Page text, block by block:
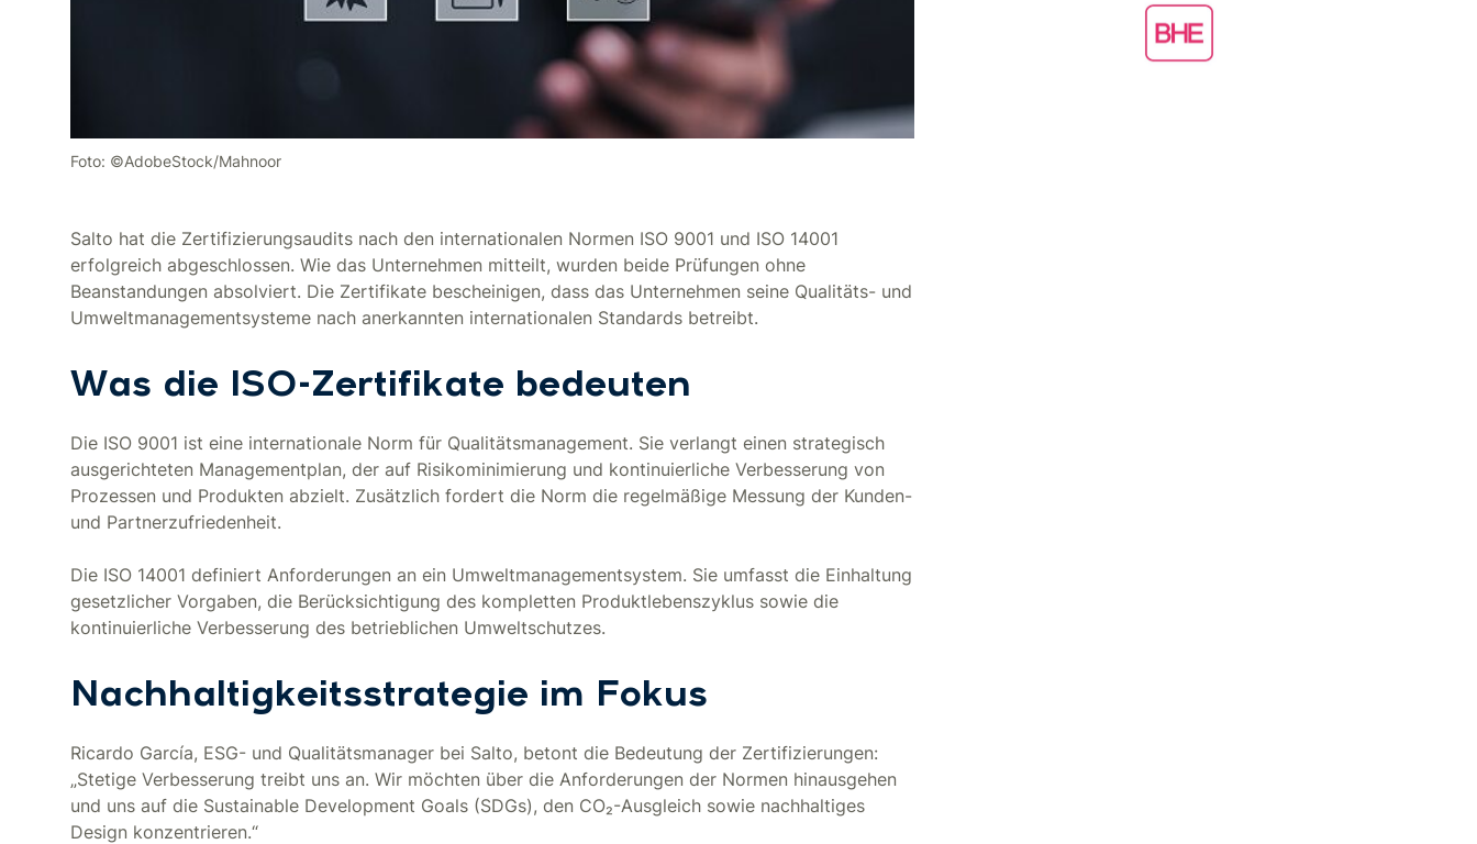
Foto: ©AdobeStock/Mahnoor
Salto hat die Zertifizierungsaudits nach den internationalen Normen ISO 9001 und ISO 14001
erfolgreich abgeschlossen. Wie das Unternehmen mitteilt, wurden beide Prüfungen ohne
Beanstandungen absolviert. Die Zertifikate bescheinigen, dass das Unternehmen seine Qualitäts- und
Umweltmanagementsysteme nach anerkannten internationalen Standards betreibt.
Was die ISO-Zertifikate bedeuten
Die ISO 9001 ist eine internationale Norm für Qualitätsmanagement. Sie verlangt einen strategisch
ausgerichteten Managementplan, der auf Risikominimierung und kontinuierliche Verbesserung von
Prozessen und Produkten abzielt. Zusätzlich fordert die Norm die regelmäßige Messung der Kunden-
und Partnerzufriedenheit.
Die ISO 14001 definiert Anforderungen an ein Umweltmanagementsystem. Sie umfasst die Einhaltung
gesetzlicher Vorgaben, die Berücksichtigung des kompletten Produktlebenszyklus sowie die
kontinuierliche Verbesserung des betrieblichen Umweltschutzes.
Nachhaltigkeitsstrategie im Fokus
Ricardo García, ESG- und Qualitätsmanager bei Salto, betont die Bedeutung der Zertifizierungen:
„Stetige Verbesserung treibt uns an. Wir möchten über die Anforderungen der Normen hinausgehen
und uns auf die Sustainable Development Goals (SDGs), den CO₂-Ausgleich sowie nachhaltiges
Design konzentrieren.“